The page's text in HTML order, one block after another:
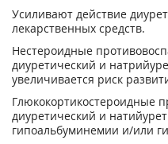
Усиливают действие
лекарственных средств.
Нестероидные
диуретический и
увеличивается риск
Глюкокортикостероидные
диуретический и
гипоальбуминемии и/или